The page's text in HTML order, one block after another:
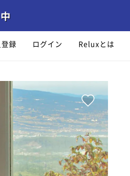
録 ログイン Reluxとは